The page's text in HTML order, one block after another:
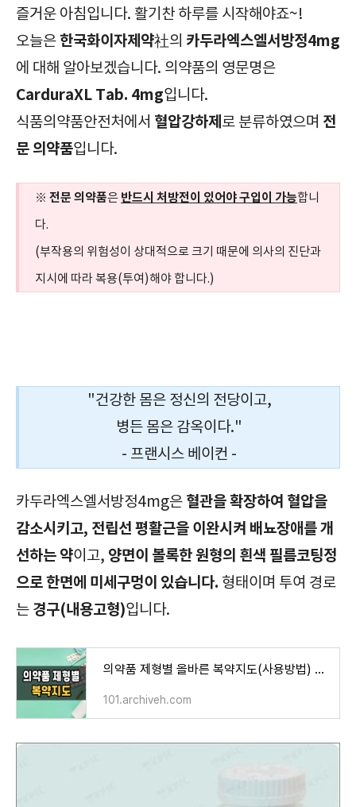
즐거운 아침입니다. 활기찬 하루를 시작해야죠~!
오늘은한국화이자제약社의 카두라엑스엘서방정4mg
에 대해 알아보겠습니다. 의약품의 영문명은
CarduraXL Tab. 4mg입니다.
식품의약품안전처에서 혈압강하제 로 분류하였으며 전
문 의약품입니다.
※ 전문 의약품은 반드시 처방전이 있어야 구입이 가능합니
다.
(부작용의 위험성이 상대적으로 크기 때문에 의사의 진단과
지시에 따라 복용(투여)해야 합니다.)
"건강한 몸은 정신의 전당이고,
병든 몸은 감옥이다."
- 프랜시스 베이컨 -
카두라엑스엘서방정4mg은 혈관을 확장하여 혈압을
감소시키고, 전립선 평활근을 이완시켜 배뇨장애를 개
선하는 약이고, 양면이 볼록한 원형의 흰색 필름코팅정
으로 한면에 미세구멍이 있습니다. 형태이며 투여 경로
는 경구(내용고형)입니다.
의약품 제형별 올바른 복약지도(사용방법) 및 주의사항
101.archiveh.com